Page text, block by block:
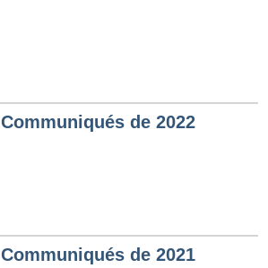
Communiqués de 2022
Communiqués de 2021